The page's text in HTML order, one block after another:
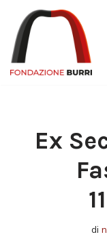
Vai
al
contenuto
Ex
di